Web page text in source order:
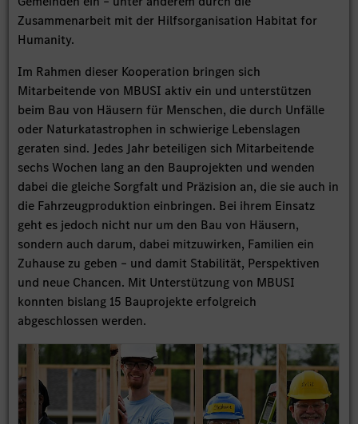
Zusammenarbeit mit der Hilfsorganisation Habitat for
Humanity.
Im Rahmen dieser Kooperation bringen sich
Mitarbeitende von MBUSI aktiv ein und unterstützen
beim Bau von Häusern für Menschen, die durch Unfälle
oder Naturkatastrophen in schwierige Lebenslagen
geraten sind. Jedes Jahr beteiligen sich Mitarbeitende
sechs Wochen lang an den Bauprojekten und wenden
dabei die gleiche Sorgfalt und Präzision an, die sie auch in
die Fahrzeugproduktion einbringen. Bei ihrem Einsatz
geht es jedoch nicht nur um den Bau von Häusern,
sondern auch darum, dabei mitzuwirken, Familien ein
Zuhause zu geben – und damit Stabilität, Perspektiven
und neue Chancen. Mit Unterstützung von MBUSI
konnten bislang 15 Bauprojekte erfolgreich
abgeschlossen werden.